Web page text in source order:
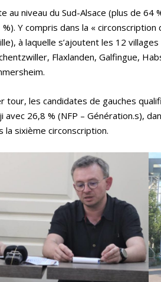
au niveau du Sud-Alsace (plus de
Y compris dans la «
à laquelle s’ajoutent les 12
Flaxlanden, Galfingue,
tour, les candidates de gauches
avec 26,8 % (NFP – Génération.s),
la sixième circonscription.